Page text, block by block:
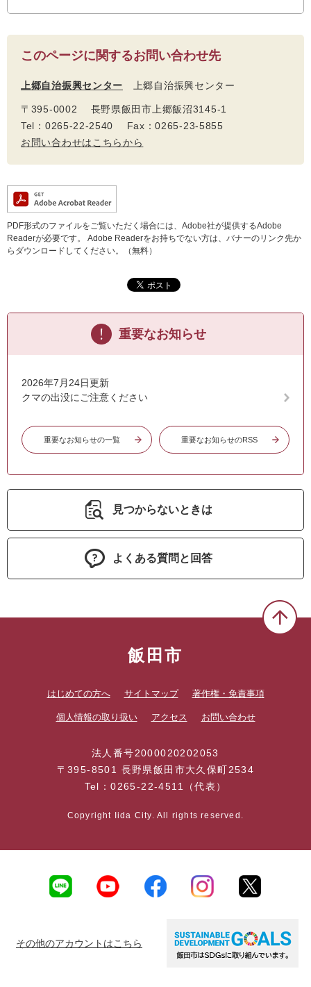
このページに関するお問い合わせ先
上郷自治振興センター 上郷自治振興センター
〒395-0002 長野県飯田市上郷飯沼3145-1
Tel：0265-22-2540 Fax：0265-23-5855
お問い合わせはこちらから
PDF形式のファイルをご覧いただく場合には、Adobe社が提供するAdobe
Readerが必要です。
Adobe Readerをお持ちでない方は、バナーのリンク先か
らダウンロードしてください。（無料）
重要なお知らせ
2026年7月24日更新
クマの出没にご注意ください
重要なお知らせの一覧 重要なお知らせのRSS
見つからないときは
よくある質問と回答
飯田市
はじめての方へ サイトマップ 著作権・免責事項
個人情報の取り扱い アクセス お問い合わせ
法人番号2000020202053
〒395-8501 長野県飯田市大久保町2534
Tel：0265-22-4511（代表）
Copyright Iida City. All rights reserved.
その他のアカウントはこちら